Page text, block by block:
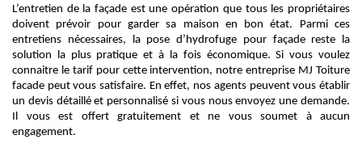
L’entretien de la façade est une opération que tous les propriétaires
doivent prévoir pour garder sa maison en bon état. Parmi ces
entretiens nécessaires, la pose d’hydrofuge pour façade reste la
solution la plus pratique et à la fois économique. Si vous voulez
connaitre le tarif pour cette intervention, notre entreprise MJ Toiture
facade peut vous satisfaire. En effet, nos agents peuvent vous établir
un devis détaillé et personnalisé si vous nous envoyez une demande.
Il vous est offert gratuitement et ne vous soumet à aucun
engagement.